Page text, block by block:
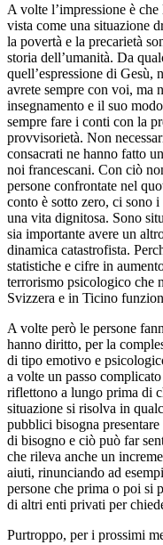
A volte l’impressione è
vista come una situazione
la povertà e la precarietà
storia dell’umanità. Da
quell’espressione di
avrete sempre con voi, ma
insegnamento e il suo
sempre fare i conti con la
provvisorietà. Non
consacrati ne hanno fatto
noi francescani. Con ciò
persone confrontate nel
conto è sotto zero, ci sono
una vita dignitosa. Sono
sia importante avere un
dinamica catastrofista.
statistiche e cifre in
terrorismo psicologico che
Svizzera e in Ticino
A volte però le persone
hanno diritto, per la
di tipo emotivo e
a volte un passo
riflettono a lungo prima di
situazione si risolva in
pubblici bisogna
di bisogno e ciò può far
che rileva anche un
aiuti, rinunciando ad
persone che prima o poi si
di altri enti privati per
Purtroppo, per i prossimi